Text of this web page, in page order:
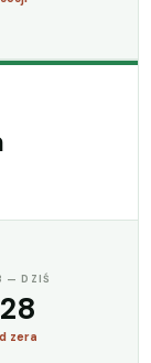
— DZIŚ
zera